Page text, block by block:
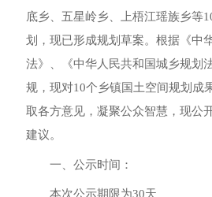
底乡 、五星岭乡、上梧江瑶族乡等
划，现已形成规划草案。根据《中
法》、《中华人民共和国城乡规划
规，现对10个乡镇国土空间规划成
取各方意见，凝聚公众智慧，现公
建议。
一、公示时间：
本次公示期限为30天